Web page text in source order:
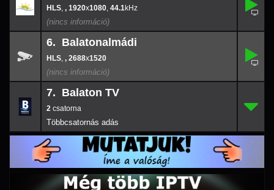
, , 1920x1080, 44.1
1920x
44.1
6. Balatonalmádi
, , 2688x1520
,
2688x
7. Balaton TV
2